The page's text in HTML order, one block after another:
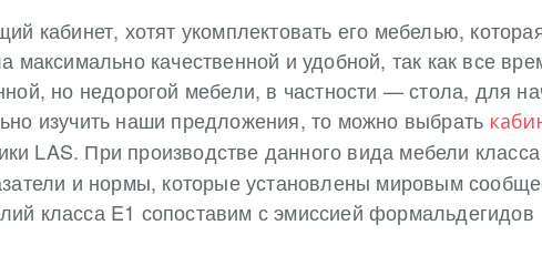
кабинет, хотят укомплектовать его мебелью,
качественной и удобной, так как все
но недорогой мебели, в частности — стола, для
изучить наши предложения, то можно выбрать
LAS. При производстве данного вида мебели
и нормы, которые установлены мировым
класса E1 сопоставим с эмиссией формальдегидов